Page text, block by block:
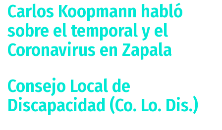
Carlos Koopmann habló
sobre el temporal y el
Coronavirus en Zapala
Consejo Local de
Discapacidad (Co. Lo. Dis.)